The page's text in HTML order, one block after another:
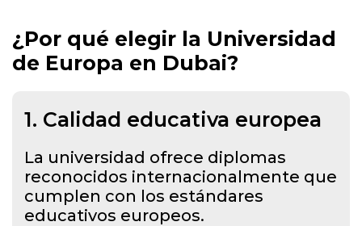
¿Por qué elegir la Universidad
de Europa en Dubai?
1. Calidad educativa europea
La universidad ofrece diplomas
reconocidos internacionalmente que
cumplen con los estándares
educativos europeos.